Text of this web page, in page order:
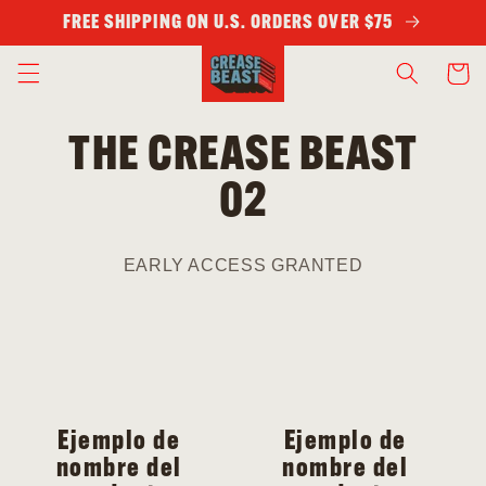
directamente
al contenido
FREE SHIPPING ON U.S. ORDERS OVER $75
Carrito
THE CREASE BEAST
02
EARLY ACCESS GRANTED
Ejemplo de
nombre del
Ejemplo de
nombre del